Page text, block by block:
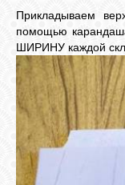
Прикладываем
помощью
ШИРИНУ каждой